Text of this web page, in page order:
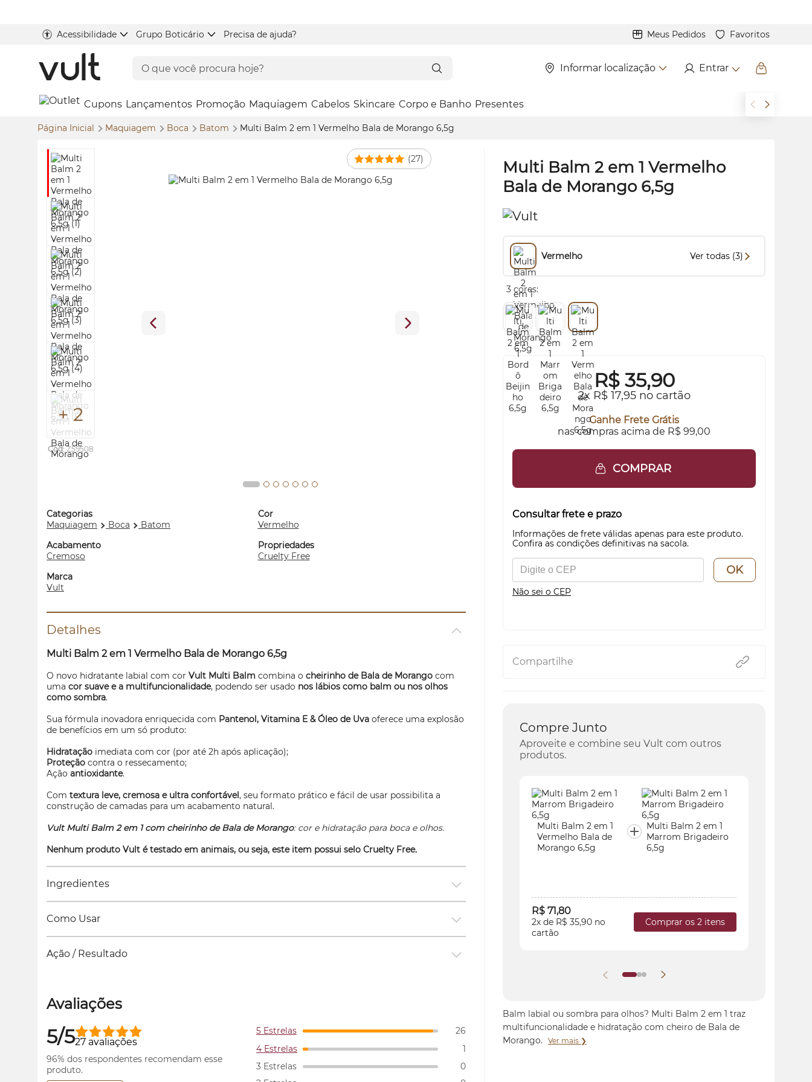
Acessibilidade Grupo Boticário Precisa de ajuda? Meus Pedidos Favoritos
Informar localização Entrar
Cupons Lançamentos Promoção Maquiagem Cabelos Skincare Corpo e Banho Presentes
Página Inicial Maquiagem Boca Batom Multi Balm 2 em 1 Vermelho Bala de Morango 6,5g
Multi Balm 2 em 1 Vermelho
Bala de Morango 6,5g
Vermelho Ver todas (3)
3 cores:
R$ 35,90
2x R$ 17,95 no cartão
Ganhe Frete Grátis
nas compras acima de R$ 99,00
COMPRAR
Consultar frete e prazo
Informações de frete válidas apenas para este produto.
Confira as condições definitivas na sacola.
OK
Não sei o CEP
Compartilhe
Compre Junto
Aproveite e combine seu Vult com outros
produtos.
Multi Balm 2 em 1
Vermelho Bala de
Morango 6,5g
Multi Balm 2 em 1
Marrom Brigadeiro
6,5g
R$ 71,80
2x de R$ 35,90 no
cartão
Comprar os 2 itens
Balm labial ou sombra para olhos? Multi Balm 2 em 1 traz
multifuncionalidade e hidratação com cheiro de Bala de
Morango.
Ver mais ❯
(27)
+ 2
Cod:Z59508
Categorias
Maquiagem
Boca Batom
Cor
Vermelho
Acabamento
Cremoso
Propriedades
Cruelty Free
Marca
Vult
Detalhes
Multi Balm 2 em 1 Vermelho Bala de Morango 6,5g
O novo hidratante labial com cor Vult Multi Balm combina o cheirinho de Bala de Morango com
uma cor suave e a multifuncionalidade, podendo ser usado nos lábios como balm ou nos olhos
como sombra.
Sua fórmula inovadora enriquecida com Pantenol, Vitamina E & Óleo de Uva oferece uma explosão
de benefícios em um só produto:
Hidratação imediata com cor (por até 2h após aplicação);
Proteção contra o ressecamento;
Ação antioxidante.
Com textura leve, cremosa e ultra confortável, seu formato prático e fácil de usar possibilita a
construção de camadas para um acabamento natural.
Vult Multi Balm 2 em 1 com cheirinho de Bala de Morango: cor e hidratação para boca e olhos.
Nenhum produto Vult é testado em animais, ou seja, este item possui selo Cruelty Free.
Ingredientes
Como Usar
Ação / Resultado
Avaliações
5/527 avaliações
96% dos respondentes recomendam esse
produto.
5 Estrelas
26
4 Estrelas
1
3 Estrelas
0